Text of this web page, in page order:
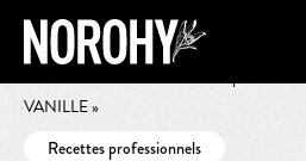
VANILLE »
Recettes professionnels